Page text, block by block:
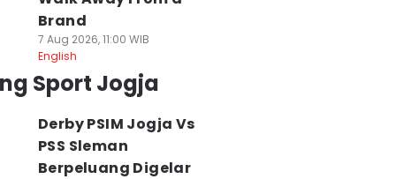
Brand
7 Aug 2026, 11:00 WIB
English
Sport Jogja
Derby PSIM Jogja Vs
PSS Sleman
Berpeluang Digelar